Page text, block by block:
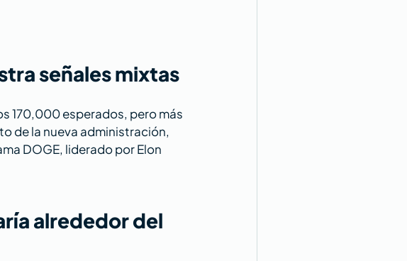
señales mixtas
170,000 esperados, pero más
de la nueva administración,
DOGE, liderado por Elon
alrededor del